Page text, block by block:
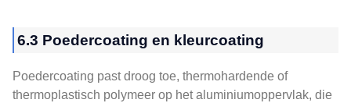
6.3 Poedercoating en kleurcoating
Poedercoating past droog toe, thermohardende of
thermoplastisch polymeer op het aluminiumoppervlak, die